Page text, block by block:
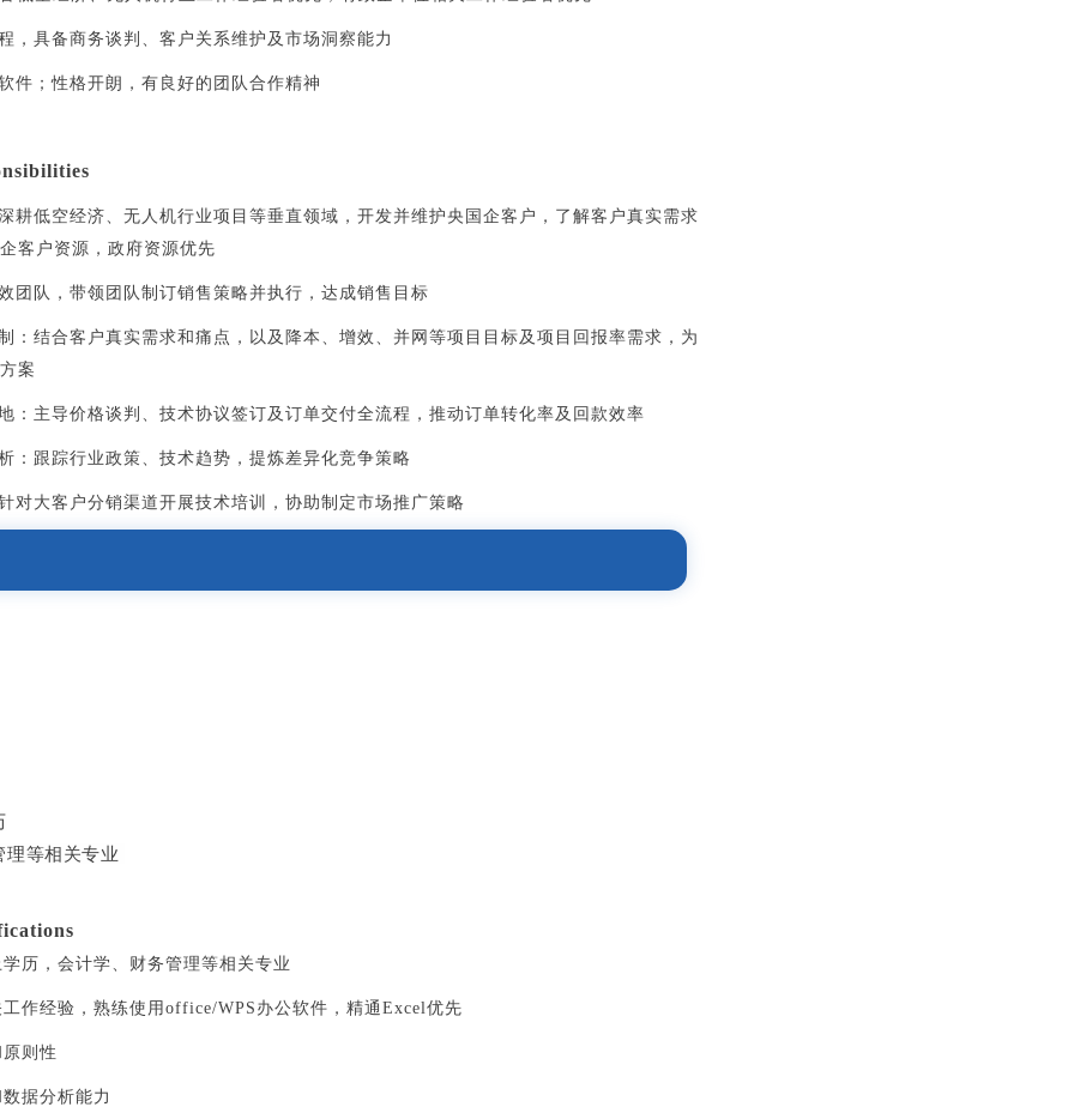
，具备商务谈判、客户关系维护及市场洞察能力
件；性格开朗，有良好的团队合作精神
耕低空经济、无人机行业项目等垂直领域，开发并维护央国企客户，了解客户真实需求
客户资源，政府资源优先
团队，带领团队制订销售策略并执行，达成销售目标
：结合客户真实需求和痛点，以及降本、增效、并网等项目目标及项目回报率需求，为
案
：主导价格谈判、技术协议签订及订单交付全流程，推动订单转化率及回款效率
：跟踪行业政策、技术趋势，提炼差异化竞争策略
对大客户分销渠道开展技术培训，协助制定市场推广策略
理等相关专业
历，会计学、财务管理等相关专业
作经验，熟练使用office/WPS办公软件，精通Excel优先
则性
据分析能力